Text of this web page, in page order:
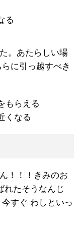
る
。あたらしい場
に引っ越すべき
らえる
くなる
！！！きみのお
れたそうなんじ
すぐ わしといっ